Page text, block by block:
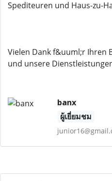
Spediteuren und Haus-zu-
Vielen Dank f&uuml;r Ihren
und unsere
banx
ผู้เยี่ยมชม